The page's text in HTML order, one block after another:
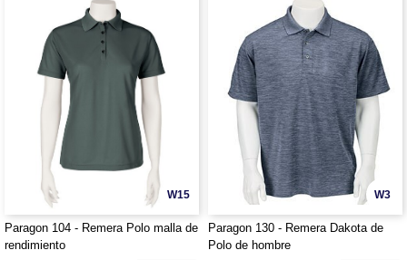
W15
Paragon 104 - Remera Polo malla de
rendimiento
W3
Paragon 130 - Remera Dakota de
Polo de hombre